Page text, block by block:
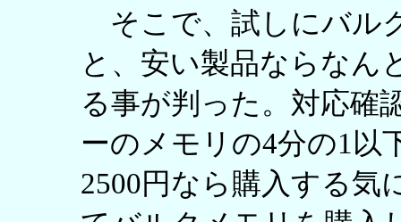
そこで、試しにバル
と、安い製品ならなん
る事が判った。対応確
ーのメモリの4分の1以
2500円なら購入する気